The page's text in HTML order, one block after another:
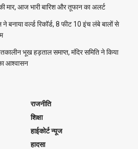
मार, आज भारी बारिश और तूफान का अलर्ट
ने बनाया वर्ल्ड रिकॉर्ड, 8 फीट 10 इंच लंबे बालों से
भूख हड़ताल समाप्त, मंदिर समिति ने किया
आश्वासन
राजनीति
शिक्षा
हाईकोर्ट न्यूज
हादसा